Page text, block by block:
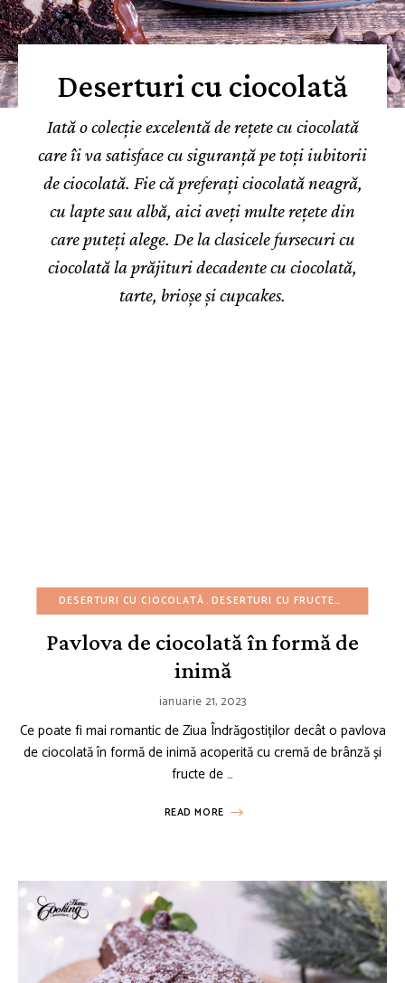
Deserturi cu ciocolată
Iată o colecție excelentă de rețete cu ciocolată
care îi va satisface cu siguranță pe toți iubitorii
de ciocolată. Fie că preferați ciocolată neagră,
cu lapte sau albă, aici aveți multe rețete din
care puteți alege. De la clasicele fursecuri cu
ciocolată la prăjituri decadente cu ciocolată,
tarte, brioșe și cupcakes.
DESERTURI CU CIOCOLATĂ DESERTURI CU FRUCTE
Pavlova de ciocolată în formă de
inimă
ianuarie 21, 2023
Ce poate fi mai romantic de Ziua Îndrăgostiților decât o pavlova
de ciocolată în formă de inimă acoperită cu cremă de brânză și
fructe de …
READ MORE